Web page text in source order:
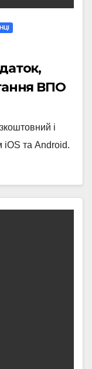
ВПО
і
iOS та Android.